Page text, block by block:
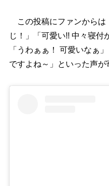
この投稿にファンからは
じ！」「可愛い!! 中々寝付
「うわぁぁ！ 可愛いなぁ
ですよね～」といった声が